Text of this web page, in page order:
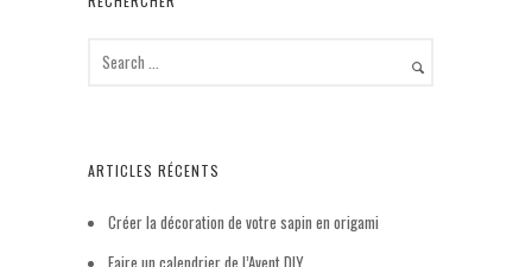
ARTICLES RÉCENTS
Créer la décoration de votre sapin en origami
Faire un calendrier de l’Avent DIY